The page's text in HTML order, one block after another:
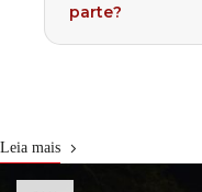
parte?
Leia mais